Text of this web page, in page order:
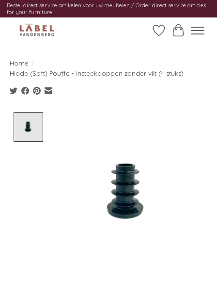
Bestel direct service artikelen voor uw meubelen / Order direct service articles
for your furniture
Verlanglijst
Home /
Hidde (Soft) Pouffe - insteekdoppen zonder vilt (4 stuks)